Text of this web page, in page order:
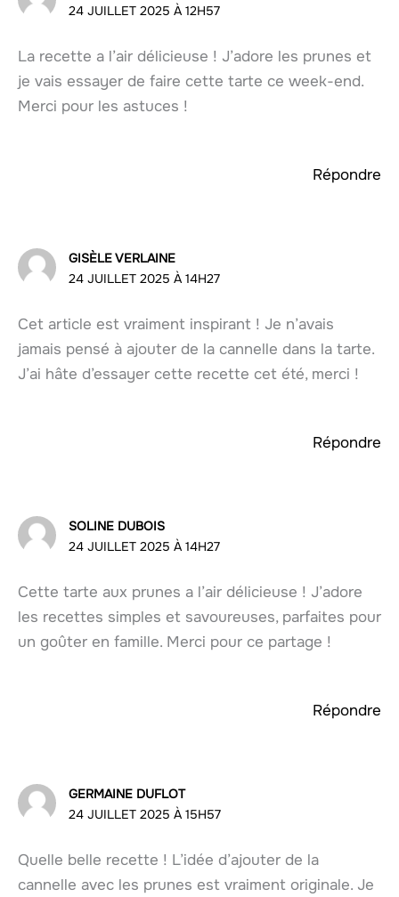
24 JUILLET 2025 À 12H57
La recette a l’air délicieuse ! J’adore les prunes et
je vais essayer de faire cette tarte ce week-end.
Merci pour les astuces !
Répondre
GISÈLE VERLAINE
24 JUILLET 2025 À 14H27
Cet article est vraiment inspirant ! Je n’avais
jamais pensé à ajouter de la cannelle dans la tarte.
J’ai hâte d’essayer cette recette cet été, merci !
Répondre
SOLINE DUBOIS
24 JUILLET 2025 À 14H27
Cette tarte aux prunes a l’air délicieuse ! J’adore
les recettes simples et savoureuses, parfaites pour
un goûter en famille. Merci pour ce partage !
Répondre
GERMAINE DUFLOT
24 JUILLET 2025 À 15H57
Quelle belle recette ! L’idée d’ajouter de la
cannelle avec les prunes est vraiment originale. Je